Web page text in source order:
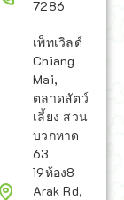
7286
เพ็ทเวิลด์
Chiang
Mai,
ตลาดสัตว์
เลี้ยง สวน
บวกหาด
63
19ห้อง8
Arak Rd,